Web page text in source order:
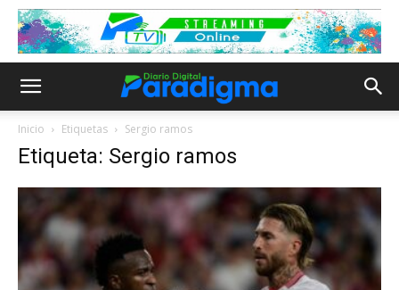
Inicio Etiquetas Sergio ramos
Etiqueta: Sergio ramos